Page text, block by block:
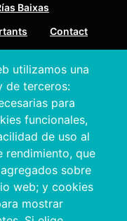
utilizamos una
de terceros:
para
funcionales,
de uso al
rendimiento, que
sobre
web; y cookies
mostrar
Baixas
Contact
Ríos, s/n - 36071
804 124